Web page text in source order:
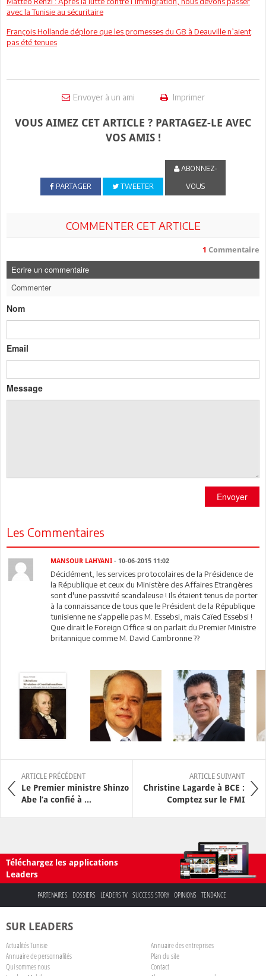
avec la Tunisie au sécuritaire
François Hollande déplore que les promesses du G8 à Deauville n’aient
pas été tenues
Envoyer à un ami Imprimer
VOUS AIMEZ CET ARTICLE ? PARTAGEZ-LE AVEC
VOS AMIS !
PARTAGER TWEETER
ABONNEZ-
VOUS
COMMENTER CET ARTICLE
1 Commentaire
Ecrire un commentaire
Commenter
Nom
Email
Message
Envoyer
Les Commentaires
MANSOUR LAHYANI - 10-06-2015 11:02
Décidément, les services protocolaires de la Présidence de
la République et ceux du Ministère des Affaires Etrangères
sont d'une passivité scandaleuse ! Ils étaient tenus de porter
à la connaissance de tous que le Président de la République
tunisienne ne s'appelle pas M. Essebsi, mais Caïed Essebsi !
Que dirait le Foreign Office si on parlait du Premier Ministre
britannique comme M. David Cambronne ??
ARTICLE PRÉCÉDENT
Le Premier ministre Shinzo
Abe l’a confié à ...
ARTICLE SUIVANT
Christine Lagarde à BCE :
Comptez sur le FMI
Téléchargez les applications
Leaders
PARTENAIRES DOSSIERS LEADERS TV SUCCESS STORY OPINIONS TENDANCE
SUR LEADERS
Actualités Tunisie
Annuaire des entreprises
Annuaire de personnalités
Plan du site
Qui sommes nous
Contact